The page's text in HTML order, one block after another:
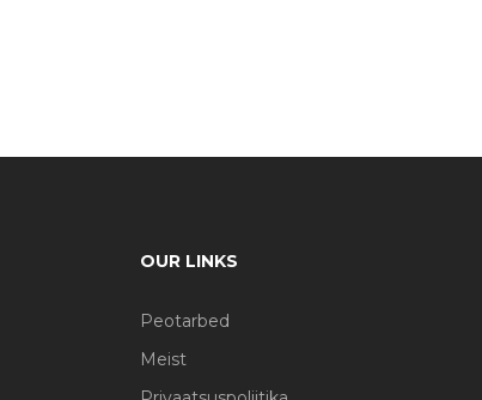
OUR LINKS
Peotarbed
Meist